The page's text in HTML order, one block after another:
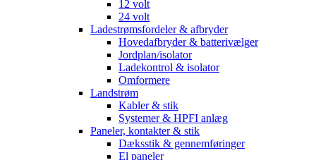
12 volt
24 volt
Ladestrømsfordeler & afbryder
Hovedafbryder & batterivælger
Jordplan/isolator
Ladekontrol & isolator
Omformere
Landstrøm
Kabler & stik
Systemer & HPFI anlæg
Paneler, kontakter & stik
Dæksstik & gennemføringer
El paneler